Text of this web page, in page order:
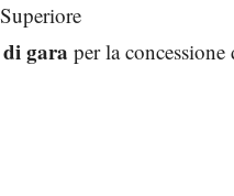
gara per la